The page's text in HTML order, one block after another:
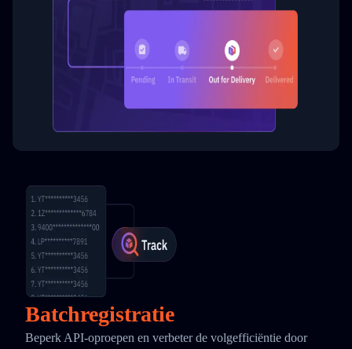
Batchregistratie
Beperk API-oproepen en verbeter de volgefficiëntie door